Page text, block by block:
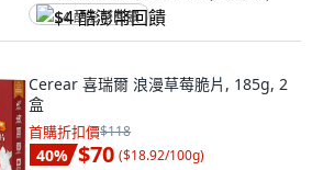
$4 酷澎幣回饋
Cerear 喜瑞爾 浪漫草莓脆片, 185g, 2
盒
首購折扣價$118
40% $70 ($18.92/100g)